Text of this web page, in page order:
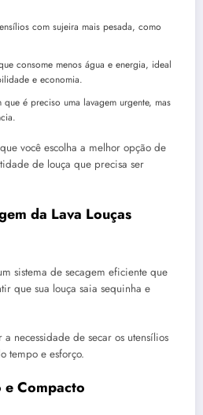
com sujeira mais pesada, como
consome menos água e energia, ideal
e economia.
que é preciso uma lavagem urgente, mas
você escolha a melhor opção de
de louça que precisa ser
da Lava Louças
sistema de secagem eficiente que
que sua louça saia sequinha e
a necessidade de secar os utensílios
tempo e esforço.
Compacto